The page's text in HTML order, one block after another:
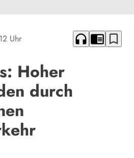
Uhr headphones chrome_reader_mode bookmark_border
Hoher
durch